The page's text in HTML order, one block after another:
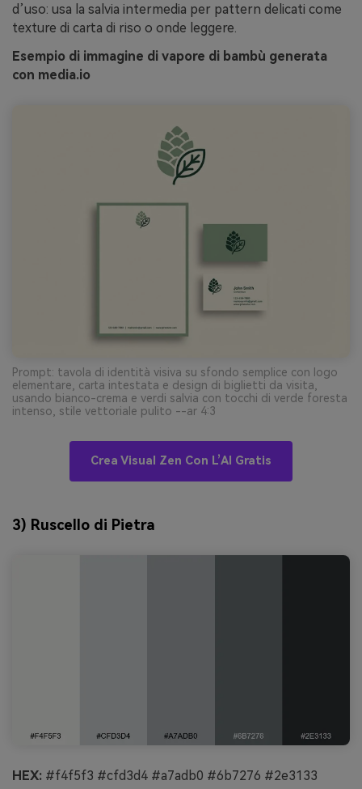
d’uso: usa la salvia intermedia per pattern delicati come
texture di carta di riso o onde leggere.
Esempio di immagine di vapore di bambù generata
con media.io
Prompt: tavola di identità visiva su sfondo semplice con logo
elementare, carta intestata e design di biglietti da visita,
usando bianco-crema e verdi salvia con tocchi di verde foresta
intenso, stile vettoriale pulito --ar 4:3
Crea Visual Zen Con L’AI Gratis
3) Ruscello di Pietra
HEX: #f4f5f3 #cfd3d4 #a7adb0 #6b7276 #2e3133